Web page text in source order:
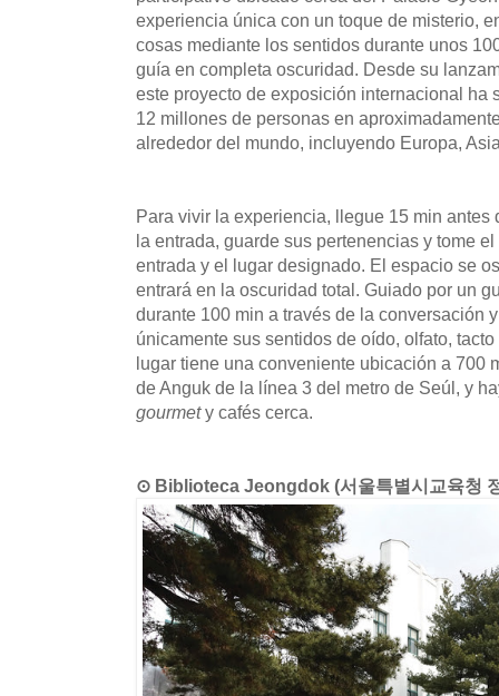
experiencia única con un toque de misterio,
cosas mediante los sentidos durante unos
guía en completa oscuridad. Desde su
este proyecto de exposición internacional ha
12 millones de personas en
alrededor del mundo, incluyendo Europa,
Para vivir la experiencia, llegue 15 min antes
la entrada, guarde sus pertenencias y tome
entrada y el lugar designado. El espacio se
entrará en la oscuridad total. Guiado por un
durante 100 min a través de la conversación
únicamente sus sentidos de oído, olfato,
lugar tiene una conveniente ubicación a 700
de Anguk de la línea 3 del metro de Seúl, y
gourmety cafés cerca.
⊙ Biblioteca Jeongdok (서울특별시교육청